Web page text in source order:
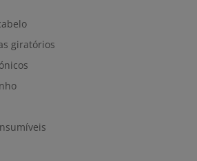
giratórios